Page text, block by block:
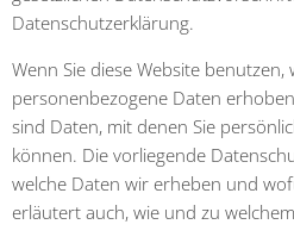
Datenschutzerklärung.
Wenn Sie diese Website
personenbezogene Daten
sind Daten, mit denen Sie
können. Die vorliegende
welche Daten wir erheben und
erläutert auch, wie und zu